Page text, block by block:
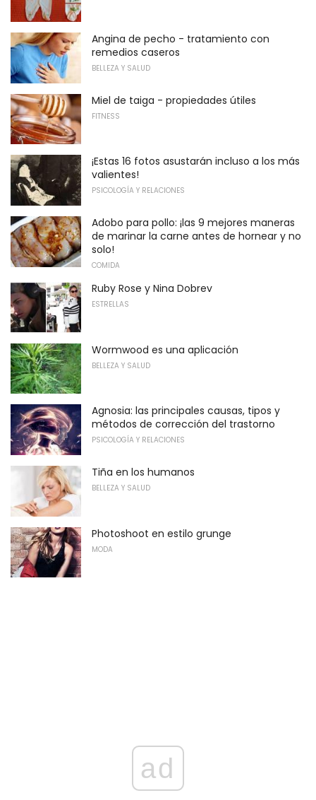
Angina de pecho - tratamiento con
remedios caseros
BELLEZA Y SALUD
Miel de taiga - propiedades útiles
FITNESS
¡Estas 16 fotos asustarán incluso a los más
valientes!
PSICOLOGÍA Y RELACIONES
Adobo para pollo: ¡las 9 mejores maneras
de marinar la carne antes de hornear y no
solo!
COMIDA
Ruby Rose y Nina Dobrev
ESTRELLAS
Wormwood es una aplicación
BELLEZA Y SALUD
Agnosia: las principales causas, tipos y
métodos de corrección del trastorno
PSICOLOGÍA Y RELACIONES
Tiña en los humanos
BELLEZA Y SALUD
Photoshoot en estilo grunge
MODA
ad